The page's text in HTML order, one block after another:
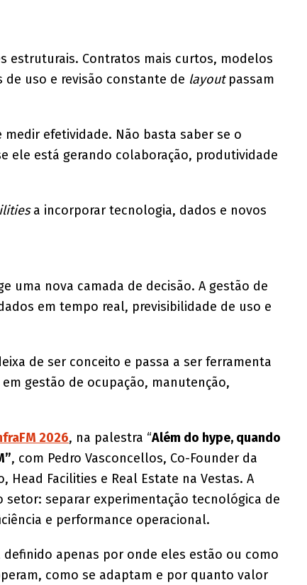
estruturais. Contratos mais curtos, modelos
uso e revisão constante de layoutpassam
efetividade. Não basta saber se o
ele está gerando colaboração, produtividade
a incorporar tecnologia, dados e novos
uma nova camada de decisão. A gestão de
em tempo real, previsibilidade de uso e
de ser conceito e passa a ser ferramenta
gestão de ocupação, manutenção,
2026, na palestra “Além do hype, quando
, com Pedro Vasconcellos, Co-Founder da
Head Facilities e Real Estate na Vestas. A
separar experimentação tecnológica de
e performance operacional.
apenas por onde eles estão ou como
como se adaptam e por quanto valor